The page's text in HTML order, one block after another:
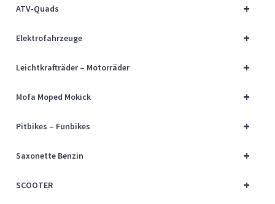
+
ATV-Quads
+
Elektrofahrzeuge
+
Leichtkrafträder – Motorräder
+
Mofa Moped Mokick
+
Pitbikes – Funbikes
+
Saxonette Benzin
+
SCOOTER